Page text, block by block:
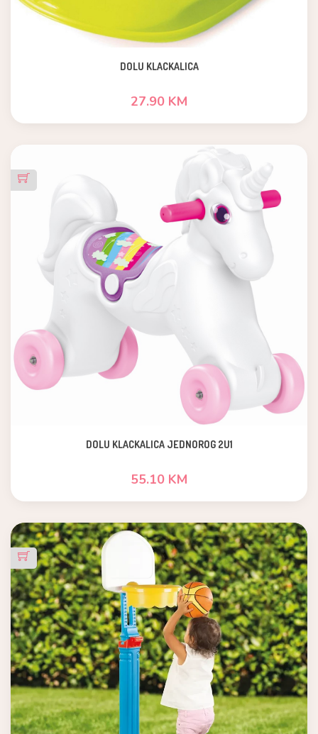
DOLU KLACKALICA
27.90 KM
DOLU KLACKALICA JEDNOROG 2U1
55.10 KM